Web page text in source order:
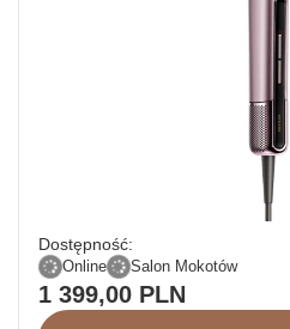
Dostępność:
Online Salon Mokotów
1 399,00 PLN